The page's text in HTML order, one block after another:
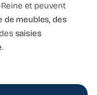
et peuvent
de meubles, des
saisies
.